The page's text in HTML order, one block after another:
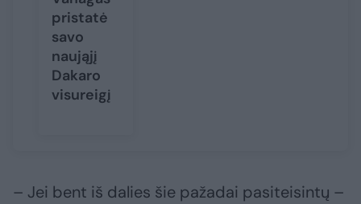
pristatė
savo
naująjį
Dakaro
visureigį
– Jei bent iš dalies šie pažadai pasiteisintų –